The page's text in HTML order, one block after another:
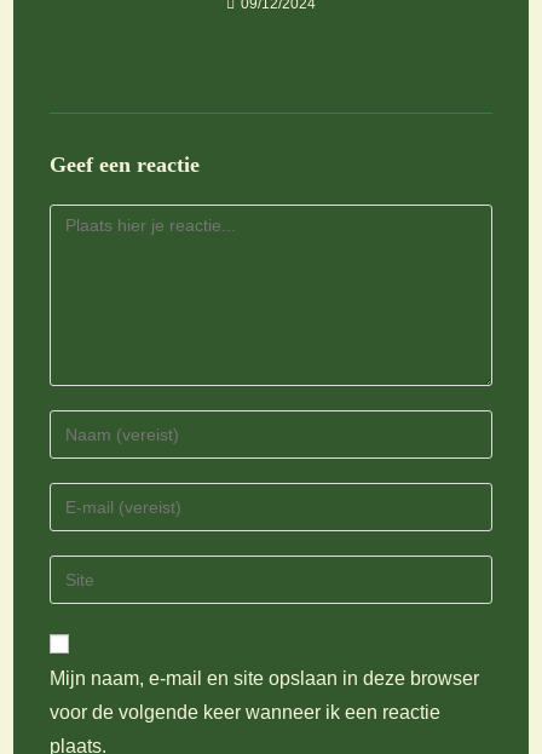
09/12/2024
Geef een reactie
Reactie
je
naam
om
te
je
e-
mail
te
kunnen
reageren
je
URL
in
(optioneel)
Mijn naam, e-mail en site opslaan in deze browser
voor de volgende keer wanneer ik een reactie
plaats.